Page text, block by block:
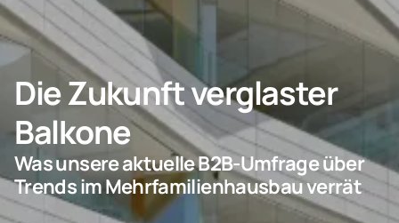
Privatkunden
Geschäftskunden
Die Zukunft verglaster
Balkone
Was unsere aktuelle B2B-Umfrage über
Trends im Mehrfamilienhausbau verrät